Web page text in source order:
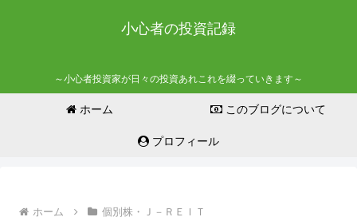
小心者の投資記録
～小心者投資家が日々の投資あれこれを綴っていきます～
ホーム このブログについて
プロフィール
ホーム 個別株・Ｊ－ＲＥＩＴ